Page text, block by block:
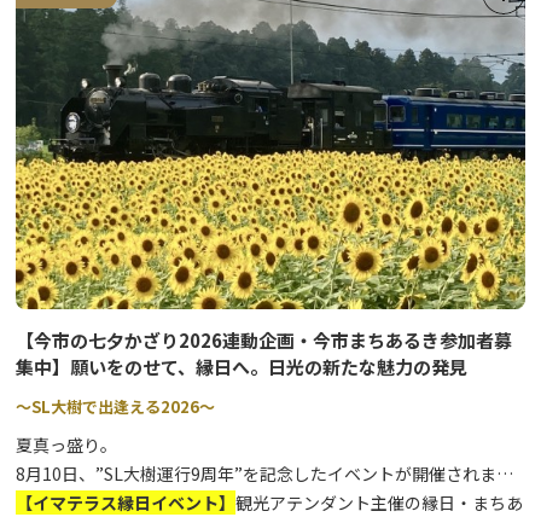
観光案内はお任せ！道の駅日光観光情報館（日光市観光協会本部・
今市支部事務所）と、コンビニエンスストアもぜひお立ち寄りくだ
さい。
★2026年4月から、新施設として「交流館」が無料利用できます。
館内にはフリースペースの他、授乳室が利用いただけますので、こ
ちらもお気軽にお入りください。
【今市の七夕かざり2026連動企画・今市まちあるき参加者募
集中】願いをのせて、縁日へ。日光の新たな魅力の発見
～SL大樹で出逢える2026～
夏真っ盛り。
8月10日、”SL大樹運行9周年”を記念したイベントが開催されま
す。その連動企画として、SL観光アテンダント主催の縁日・まちあ
【イマテラス縁日イベント】